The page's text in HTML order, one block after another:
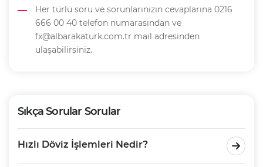
Her türlü soru ve sorunlarınızın cevaplarına 0216
666 00 40 telefon numarasından ve
fx@albarakaturk.com.tr mail adresinden
ulaşabilirsiniz.
Sıkça Sorular Sorular
Hızlı Döviz İşlemleri Nedir?